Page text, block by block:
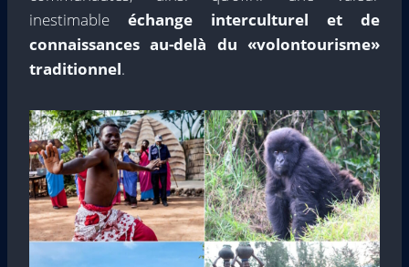
inestimable échange interculturel et de
connaissances au-delà du «volontourisme»
traditionnel.